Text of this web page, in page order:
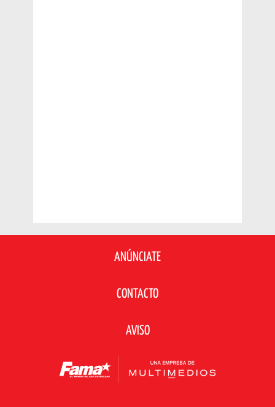
ANÚNCIATE
CONTACTO
AVISO